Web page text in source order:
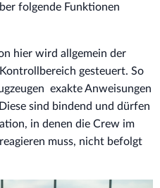
folgende Funktionen
hier wird allgemein der
gesteuert. So
exakte Anweisungen
sind bindend und dürfen
in denen die Crew im
muss, nicht befolgt